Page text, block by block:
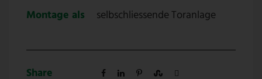
Montage als
selbschliessende Toranlage
Share